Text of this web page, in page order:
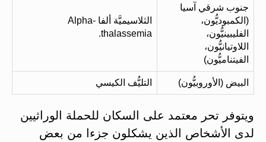
جنوب شرقي آسيا
(الكمبوديُّون،
الفليبينيُّون،
اللاوتيانيُّون،
الفيتناميُّون)
الثلاسيميَّة ألفا Alpha-
thalassemia.
البيض (الأوروبيُّون) التليُّف الكيسي
ويتوفر تحر معتمد على السكان للحملة الوراثيين
لدى الأشخاص الذين يشكلون جزءا من بعض